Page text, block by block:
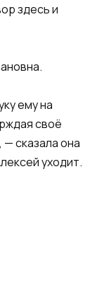
здесь и
ему на
своё
сказала она
уходит.